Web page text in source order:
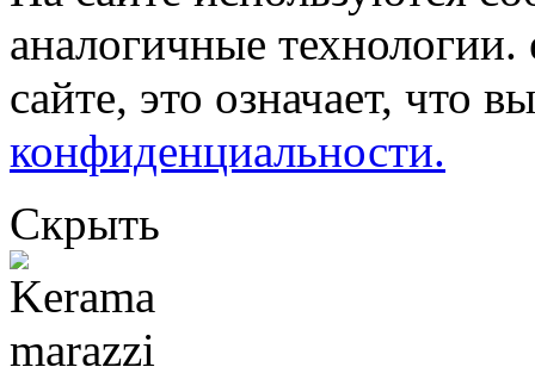
аналогичные
сайте, это означает, что
конфиденциальности.
Скрыть